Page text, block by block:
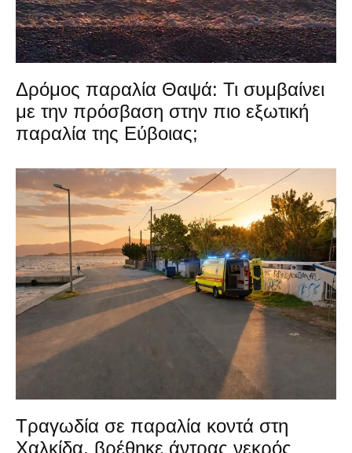
Δρόμος παραλία Θαψά: Τι συμβαίνει
με την πρόσβαση στην πιο εξωτική
παραλία της Εύβοιας;
Τραγωδία σε παραλία κοντά στη
Χαλκίδα, βρέθηκε άντρας νεκρός